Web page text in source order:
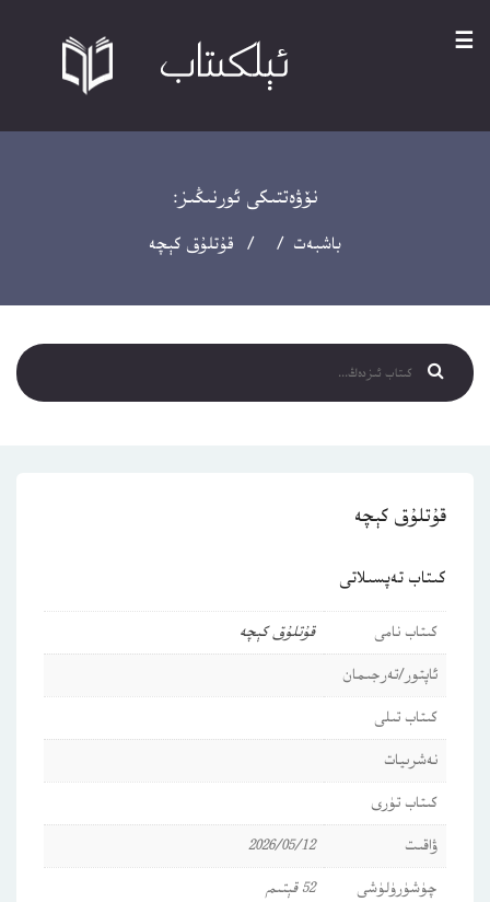
☰
نۆۋەتتىكى ئورنىڭىز:
باشبەت / / قۇتلۇق كېچە
قۇتلۇق كېچە
كىتاب تەپسىلاتى
كىتاب نامى
قۇتلۇق كېچە
ئاپتور/تەرجىمان
كىتاب تىلى
نەشرىيات
كىتاب تۈرى
ۋاقىت
2026/05/12
چۈشۈرۈلۈشى
52 قېتىم